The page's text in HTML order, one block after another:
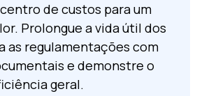
de custos para um
Prolongue a vida útil dos
as regulamentações com
e demonstre o
geral.